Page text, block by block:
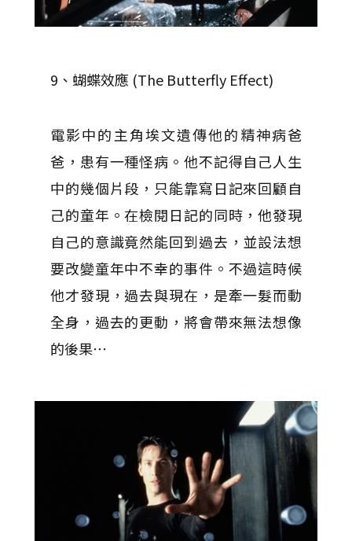
9、蝴蝶效應 (The Butterfly Effect)
電影中的主角埃文遺傳他的精神病爸
爸，患有一種怪病。他不記得自己人生
中的幾個片段，只能靠寫日記來回顧自
己的童年。在檢閱日記的同時，他發現
自己的意識竟然能回到過去，並設法想
要改變童年中不幸的事件。不過這時候
他才發現，過去與現在，是牽一髮而動
全身，過去的更動，將會帶來無法想像
的後果⋯